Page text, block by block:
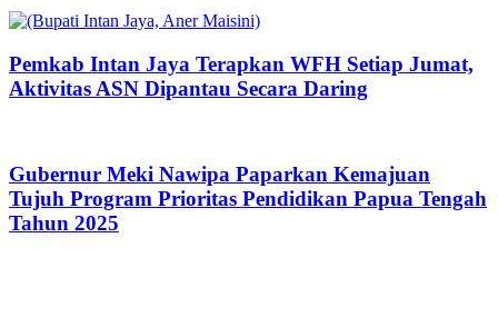
Pemkab Intan Jaya Terapkan WFH Setiap Jumat,
Aktivitas ASN Dipantau Secara Daring
Gubernur Meki Nawipa Paparkan Kemajuan
Tujuh Program Prioritas Pendidikan Papua Tengah
Tahun 2025